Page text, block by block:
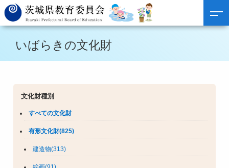
いばらきの文化財
文化財種別
すべての文化財
有形文化財(825)
建造物(313)